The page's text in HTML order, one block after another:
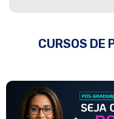
CURSOS DE